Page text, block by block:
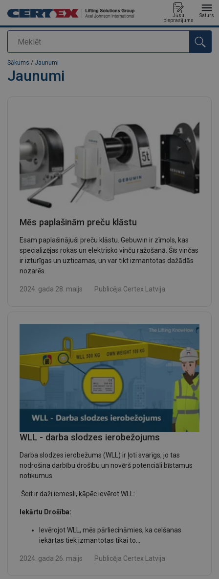
Meklēt
Jūsu
pieprasījums
Saturs
Pievienots jūsu pasūtījumam
Sākums / Jaunumi
Jaunumi
Mēs paplašinām preču klāstu
Esam paplašinājuši preču klāstu. Gebuwin ir zīmols, kas
specializējas rokas un elektrisko vinču ražošanā. Šīs vinčas
ir izturīgas un uzticamas, un var tikt izmantotas dažādās
nozarēs.
2024. gada 28. maijs Publicēja Certex Latvija
WLL - darba slodzes ierobežojums
Darba slodzes ierobežums (WLL) ir ļoti svarīgs, jo tas
nodrošina darbību drošību un novērš potenciāli bīstamus
notikumus.
Šeit ir daži iemesli, kāpēc ievērot WLL:
Iekārtu Drošība:
Ievērojot WLL, mēs pārliecināmies, ka celšanas
iekārtas tiek izmantotas tikai to...
2024. gada 26. maijs Publicēja Certex Latvija